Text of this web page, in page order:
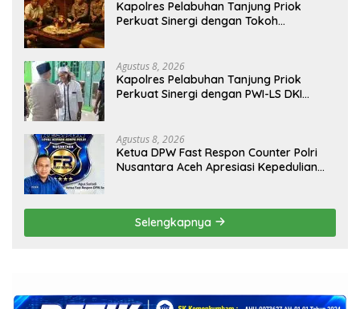
Kapolres Pelabuhan Tanjung Priok
Perkuat Sinergi dengan Tokoh
Agustus 8, 2026
Kapolres Pelabuhan Tanjung Priok
Perkuat Sinergi dengan PWI-LS DKI
Agustus 8, 2026
Ketua DPW Fast Respon Counter Polri
Nusantara Aceh Apresiasi Kepedulian
Selengkapnya